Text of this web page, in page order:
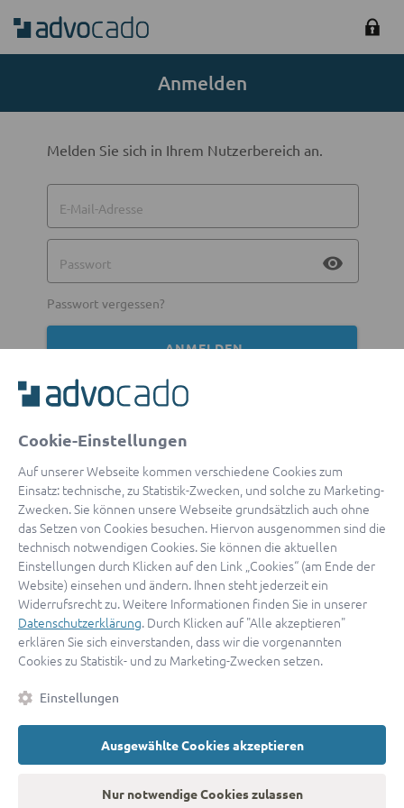
Anmelden
Melden Sie sich in Ihrem Nutzerbereich an.
E-Mail-Adresse
Passwort visibility
Passwort vergessen?
ANMELDEN
Mit Apple anmelden
Sign in with Google
By continuing, you are indicating that you accept ourTerms of
ServiceandPrivacy Policy.
Sie haben noch keinen Zugang?Hier registrieren
oder als Anwalt registrieren.
© 2026 advocado
Cookie-Einstellungen
Auf unserer Webseite kommen verschiedene Cookies zum
Einsatz: technische, zu Statistik-Zwecken, und solche zu Marketing-
Zwecken. Sie können unsere Webseite grundsätzlich auch ohne
das Setzen von Cookies besuchen. Hiervon ausgenommen sind die
technisch notwendigen Cookies. Sie können die aktuellen
Einstellungen durch Klicken auf den Link „Cookies“ (am Ende der
Website) einsehen und ändern. Ihnen steht jederzeit ein
Widerrufsrecht zu. Weitere Informationen finden Sie in unserer
Datenschutzerklärung. Durch Klicken auf "Alle akzeptieren"
erklären Sie sich einverstanden, dass wir die vorgenannten
Cookies zu Statistik- und zu Marketing-Zwecken setzen.
Einstellungen
Ausgewählte Cookies akzeptieren
Nur notwendige Cookies zulassen